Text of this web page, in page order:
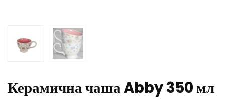
Керамична чаша Abby 350 мл